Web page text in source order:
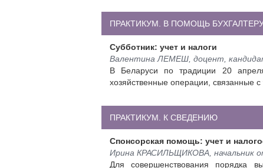
ПРАКТИКУМ. В ПОМОЩЬ
Субботник: учет и налоги
Валентина ЛЕМЕШ, доцент,
В Беларуси по традиции 20
хозяйственные операции, связанные
ПРАКТИКУМ. К СВЕДЕНИЮ
Спонсорская помощь: учет и
Ирина КРАСИЛЬЩИКОВА, начальник
Для совершенствования порядка